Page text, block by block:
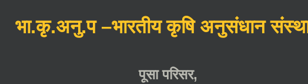
भा.कृ.अनु.प –भारतीय कृषि अनुसंधान
पूसा परिसर,